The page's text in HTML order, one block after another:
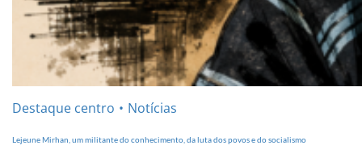
Destaque centro Notícias
Lejeune Mirhan, um militante do conhecimento, da luta dos povos e do socialismo